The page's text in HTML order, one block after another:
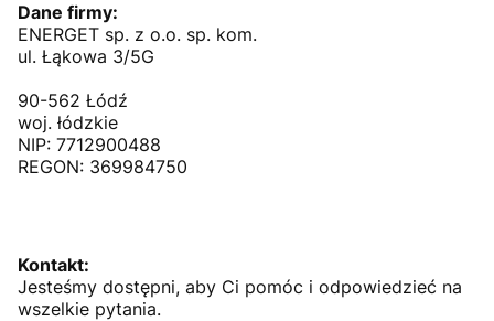
Dane firmy:
ENERGET sp. z o.o. sp. kom.
ul. Łąkowa 3/5G
90-562 Łódź
woj. łódzkie
NIP: 7712900488
REGON: 369984750
Kontakt:
Jesteśmy dostępni, aby Ci pomóc i odpowiedzieć na
wszelkie pytania.